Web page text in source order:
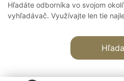
Hľadáte odborníka vo svojom
vyhľadávač. Využívajte len tie